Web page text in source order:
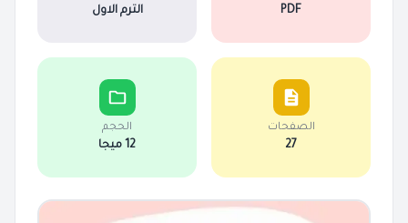
PDF الترم الاول
الصفحات
27
الحجم
12 ميجا